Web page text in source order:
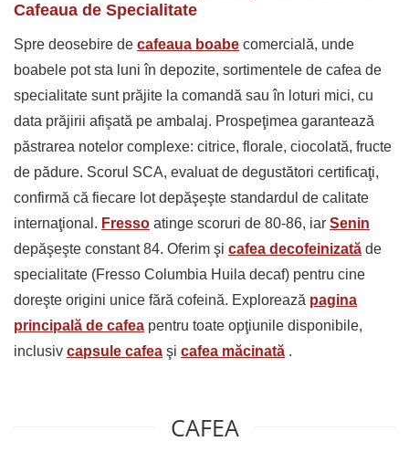
Cafeaua de Specialitate
Spre deosebire de cafeaua boabe comercială, unde
boabele pot sta luni în depozite, sortimentele de cafea de
specialitate sunt prăjite la comandă sau în loturi mici, cu
data prăjirii afişată pe ambalaj. Prospeţimea garantează
păstrarea notelor complexe: citrice, florale, ciocolată, fructe
de pădure. Scorul SCA, evaluat de degustători certificaţi,
confirmă că fiecare lot depăşeşte standardul de calitate
internaţional. Fresso atinge scoruri de 80-86, iar Senin
depăşeşte constant 84. Oferim şi cafea decofeinizată de
specialitate (Fresso Columbia Huila decaf) pentru cine
doreşte origini unice fără cofeină. Explorează pagina
principală de cafea pentru toate opţiunile disponibile,
inclusiv capsule cafea şi cafea măcinată .
CAFEA